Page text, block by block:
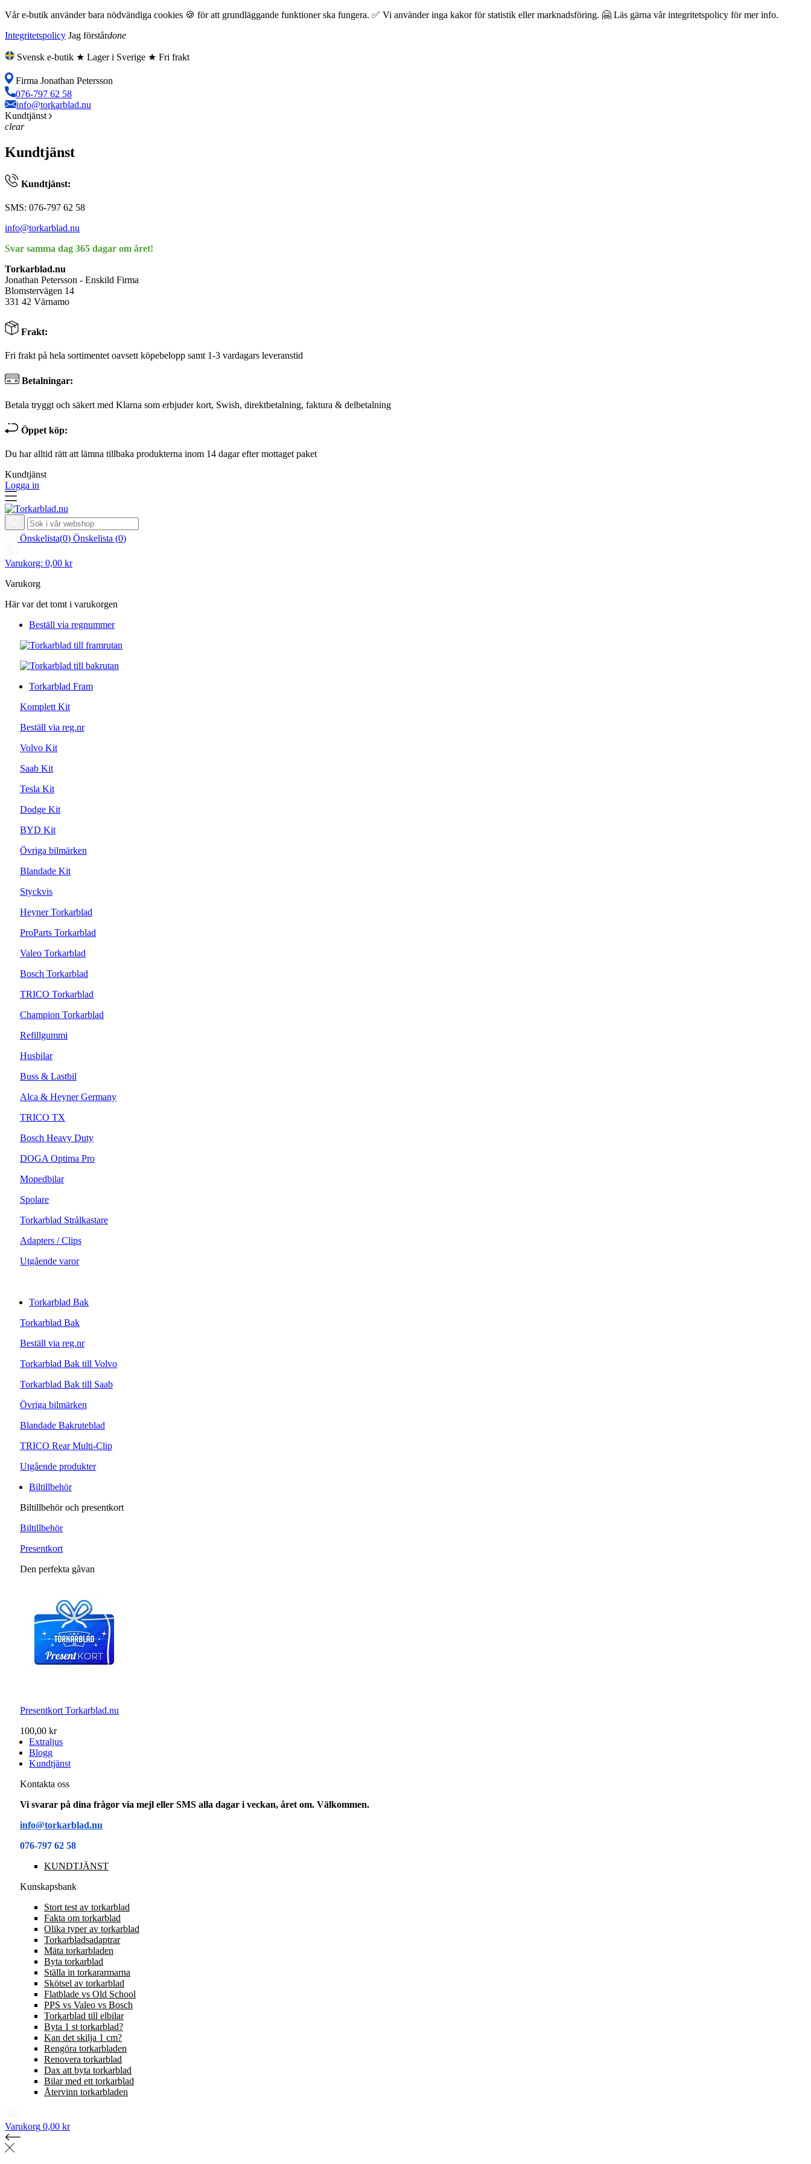
Vår e-butik använder bara nödvändiga cookies 🍪 för att grundläggande funktioner ska fungera. ✅ Vi använder inga kakor för statistik eller marknadsföring. 🤗 Läs gärna vår integritetspolicy för mer info.
Integritetspolicy Jag förstårdone
Svensk e-butik ★ Lager i Sverige ★ Fri frakt
Firma Jonathan Petersson
076-797 62 58
info@torkarblad.nu
Kundtjänst
clear
Kundtjänst
Kundtjänst:
SMS: 076-797 62 58
info@torkarblad.nu
Svar samma dag 365 dagar om året!
Torkarblad.nu
Jonathan Petersson - Enskild Firma
Blomstervägen 14
331 42 Värnamo
Frakt:
Fri frakt på hela sortimentet oavsett köpebelopp samt 1-3 vardagars leveranstid
Betalningar:
Betala tryggt och säkert med Klarna som erbjuder kort, Swish, direktbetalning, faktura & delbetalning
Öppet köp:
Du har alltid rätt att lämna tillbaka produkterna inom 14 dagar efter mottaget paket
Kundtjänst
Logga in
Önskelista(0) Önskelista (0)
Varukorg: 0,00 kr
Varukorg
Här var det tomt i varukorgen
Beställ via regnummer
Torkarblad Fram
Komplett Kit
Beställ via reg.nr
Volvo Kit
Saab Kit
Tesla Kit
Dodge Kit
BYD Kit
Övriga bilmärken
Blandade Kit
Styckvis
Heyner Torkarblad
ProParts Torkarblad
Valeo Torkarblad
Bosch Torkarblad
TRICO Torkarblad
Champion Torkarblad
Refillgummi
Husbilar
Buss & Lastbil
Alca & Heyner Germany
TRICO TX
Bosch Heavy Duty
DOGA Optima Pro
Mopedbilar
Spolare
Torkarblad Strålkastare
Adapters / Clips
Utgående varor
Torkarblad Bak
Torkarblad Bak
Beställ via reg.nr
Torkarblad Bak till Volvo
Torkarblad Bak till Saab
Övriga bilmärken
Blandade Bakruteblad
TRICO Rear Multi-Clip
Utgående produkter
Biltillbehör
Biltillbehör och presentkort
Biltillbehör
Presentkort
Den perfekta gåvan
Presentkort Torkarblad.nu
100,00 kr
Extraljus
Blogg
Kundtjänst
Kontakta oss
Vi svarar på dina frågor via mejl eller SMS alla dagar i veckan, året om. Välkommen.
info@torkarblad.nu
076-797 62 58
KUNDTJÄNST
Kunskapsbank
Stort test av torkarblad
Fakta om torkarblad
Olika typer av torkarblad
Torkarbladsadaptrar
Mäta torkarbladen
Byta torkarblad
Ställa in torkararmarna
Skötsel av torkarblad
Flatblade vs Old School
PPS vs Valeo vs Bosch
Torkarblad till elbilar
Byta 1 st torkarblad?
Kan det skilja 1 cm?
Rengöra torkarbladen
Renovera torkarblad
Dax att byta torkarblad
Bilar med ett torkarblad
Återvinn torkarbladen
Varukorg 0,00 kr